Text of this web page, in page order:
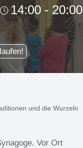
14:00 - 20:00
und die Wurzeln
Vor Ort